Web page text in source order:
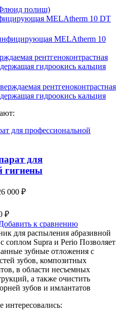
MELAtherm 10 DT
рентгеноконтрастная
гидроокись кальция
для
гигиены
000 ₽
₽
к сравнению
для распыления абразивной
соплом Supra и Perio Позволяет
зубные отложения с
зубов, композитных
в области несъемных
а также очистить
зубов и имлантатов
интересовались: